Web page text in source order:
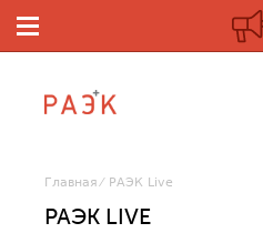
Главная РАЭК Live
РАЭК LIVE